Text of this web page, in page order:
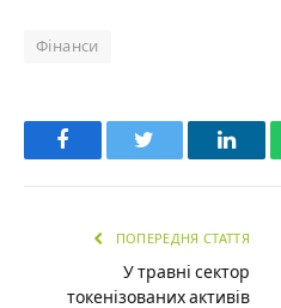
Фінанси
Facebook
ПОПЕРЕДНЯ СТАТТЯ
У травні сектор
токенізованих активів